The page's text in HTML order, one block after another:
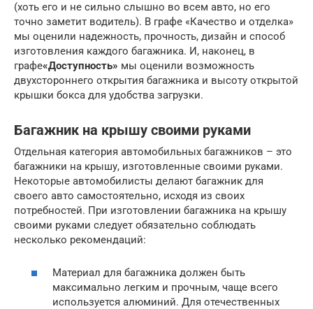
(хоть его и не сильно слышно во всем авто, но его
точно заметит водитель). В графе «Качество и отделка»
мы оценили надежность, прочность, дизайн и способ
изготовления каждого багажника. И, наконец, в
графе«Доступность» мы оценили возможность
двухстороннего открытия багажника и высоту открытой
крышки бокса для удобства загрузки.
Багажник на крышу своими руками
Отдельная категория автомобильных багажников – это
багажники на крышу, изготовленные своими руками.
Некоторые автомобилисты делают багажник для
своего авто самостоятельно, исходя из своих
потребностей. При изготовлении багажника на крышу
своими руками следует обязательно соблюдать
несколько рекомендаций:
Материал для багажника должен быть
максимально легким и прочным, чаще всего
используется алюминий. Для отечественных